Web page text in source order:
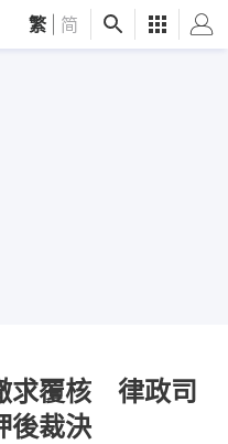
繁 简
求覆核 律政司
後裁決